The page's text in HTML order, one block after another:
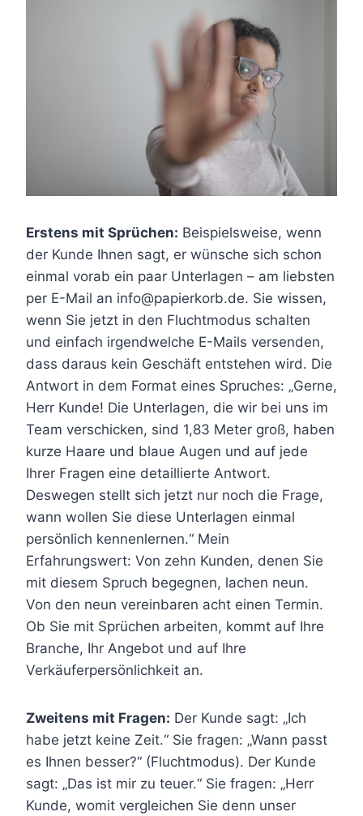
Erstens mit Sprüchen: Beispielsweise, wenn
der Kunde Ihnen sagt, er wünsche sich schon
einmal vorab ein paar Unterlagen – am liebsten
per E-Mail an info@papierkorb.de. Sie wissen,
wenn Sie jetzt in den Fluchtmodus schalten
und einfach irgendwelche E-Mails versenden,
dass daraus kein Geschäft entstehen wird. Die
Antwort in dem Format eines Spruches: „Gerne,
Herr Kunde! Die Unterlagen, die wir bei uns im
Team verschicken, sind 1,83 Meter groß, haben
kurze Haare und blaue Augen und auf jede
Ihrer Fragen eine detaillierte Antwort.
Deswegen stellt sich jetzt nur noch die Frage,
wann wollen Sie diese Unterlagen einmal
persönlich kennenlernen.“ Mein
Erfahrungswert: Von zehn Kunden, denen Sie
mit diesem Spruch begegnen, lachen neun.
Von den neun vereinbaren acht einen Termin.
Ob Sie mit Sprüchen arbeiten, kommt auf Ihre
Branche, Ihr Angebot und auf Ihre
Verkäuferpersönlichkeit an.
Zweitens mit Fragen: Der Kunde sagt: „Ich
habe jetzt keine Zeit.“ Sie fragen: „Wann passt
es Ihnen besser?“ (Fluchtmodus). Der Kunde
sagt: „Das ist mir zu teuer.“ Sie fragen: „Herr
Kunde, womit vergleichen Sie denn unser